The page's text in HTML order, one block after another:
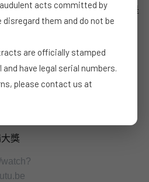
意極大化品牌的影響力。這也是
積極追求的目標」。
：
獎
acts committed by
them and do not be
are officially stamped
have legal serial numbers.
please contact us at